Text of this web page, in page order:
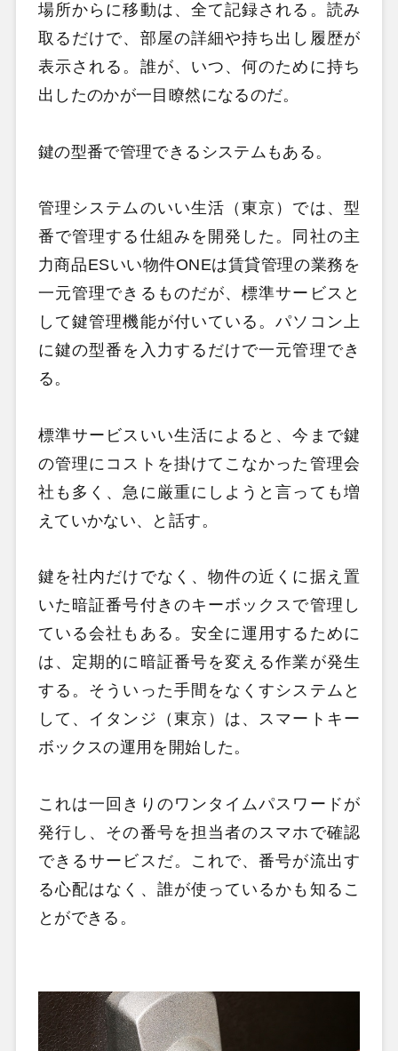
場所からに移動は、全て記録される。読み
取るだけで、部屋の詳細や持ち出し履歴が
表示される。誰が、いつ、何のために持ち
出したのかが一目瞭然になるのだ。
鍵の型番で管理できるシステムもある。
管理システムのいい生活（東京）では、型
番で管理する仕組みを開発した。同社の主
力商品ESいい物件ONEは賃貸管理の業務を
一元管理できるものだが、標準サービスと
して鍵管理機能が付いている。パソコン上
に鍵の型番を入力するだけで一元管理でき
る。
標準サービスいい生活によると、今まで鍵
の管理にコストを掛けてこなかった管理会
社も多く、急に厳重にしようと言っても増
えていかない、と話す。
鍵を社内だけでなく、物件の近くに据え置
いた暗証番号付きのキーボックスで管理し
ている会社もある。安全に運用するために
は、定期的に暗証番号を変える作業が発生
する。そういった手間をなくすシステムと
して、イタンジ（東京）は、スマートキー
ボックスの運用を開始した。
これは一回きりのワンタイムパスワードが
発行し、その番号を担当者のスマホで確認
できるサービスだ。これで、番号が流出す
る心配はなく、誰が使っているかも知るこ
とができる。